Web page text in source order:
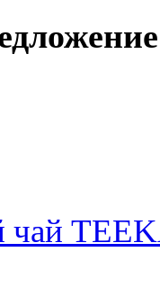
чай